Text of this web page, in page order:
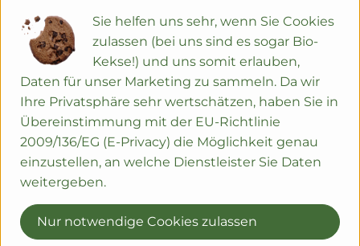
samenfeste Sorte
Produktinformationen
Herkunft
Naturgut Hörnle
Sie helfen uns sehr, wenn Sie Cookies
zulassen (bei uns sind es sogar Bio-
Kekse!) und uns somit erlauben,
Daten für unser Marketing zu sammeln. Da wir
Ihre Privatsphäre sehr wertschätzen, haben Sie in
Übereinstimmung mit der EU-Richtlinie
2009/136/EG (E-Privacy) die Möglichkeit genau
einzustellen, an welche Dienstleister Sie Daten
weitergeben.
Nur notwendige Cookies zulassen